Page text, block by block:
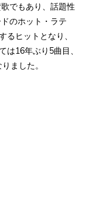
でもあり、話題性
のホット・ラテ
るヒットとなり、
は16年ぶり5曲目、
ました。